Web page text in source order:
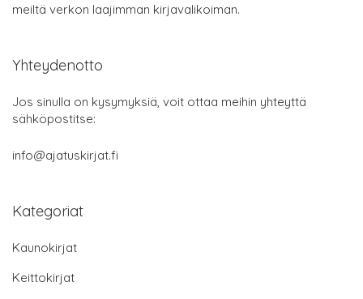
meiltä verkon laajimman kirjavalikoiman.
Yhteydenotto
Jos sinulla on kysymyksiä, voit ottaa meihin yhteyttä
sähköpostitse:
info@ajatuskirjat.fi
Kategoriat
Kaunokirjat
Keittokirjat